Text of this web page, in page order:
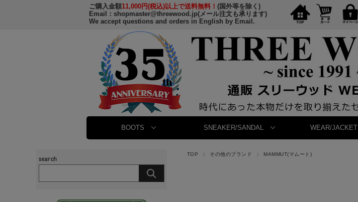
ご購入金額11,000円(税込)以上で送料無料！ (国外等を除く)
Email： shopmaster@threewood.jp(メール注文も承ります)
We accept questions and orders in English by Email.
BOOTS SNEAKER/SANDAL WEAR/JACKET
TOP その他のブランド MAMMUT(マムート)